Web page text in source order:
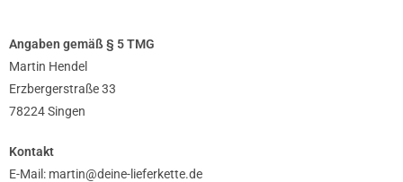
Angaben gemäß § 5 TMG
Martin Hendel
Erzbergerstraße 33
78224 Singen
Kontakt
E-Mail: martin@deine-lieferkette.de